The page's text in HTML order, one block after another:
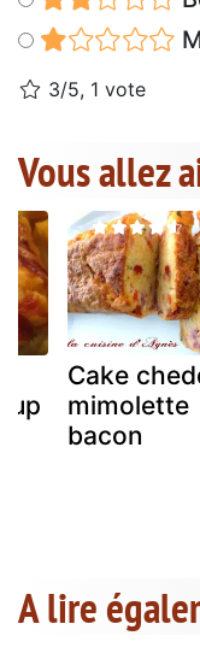
3/5, 1 vote
Vous allez
Cake
mimolette
bacon
A lire